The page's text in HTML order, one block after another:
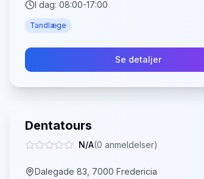
I dag: 08:00-17:00
Tandlæge
Se detaljer
Dentatours
N/A(0 anmeldelser)
Dalegade 83, 7000 Fredericia